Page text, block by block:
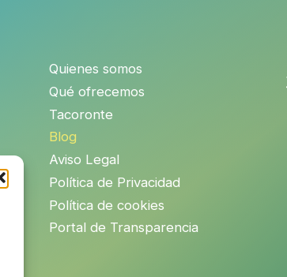
Quienes somos
Qué ofrecemos
Tacoronte
Blog
Aviso Legal
Política de Privacidad
Política de cookies
Portal de Transparencia